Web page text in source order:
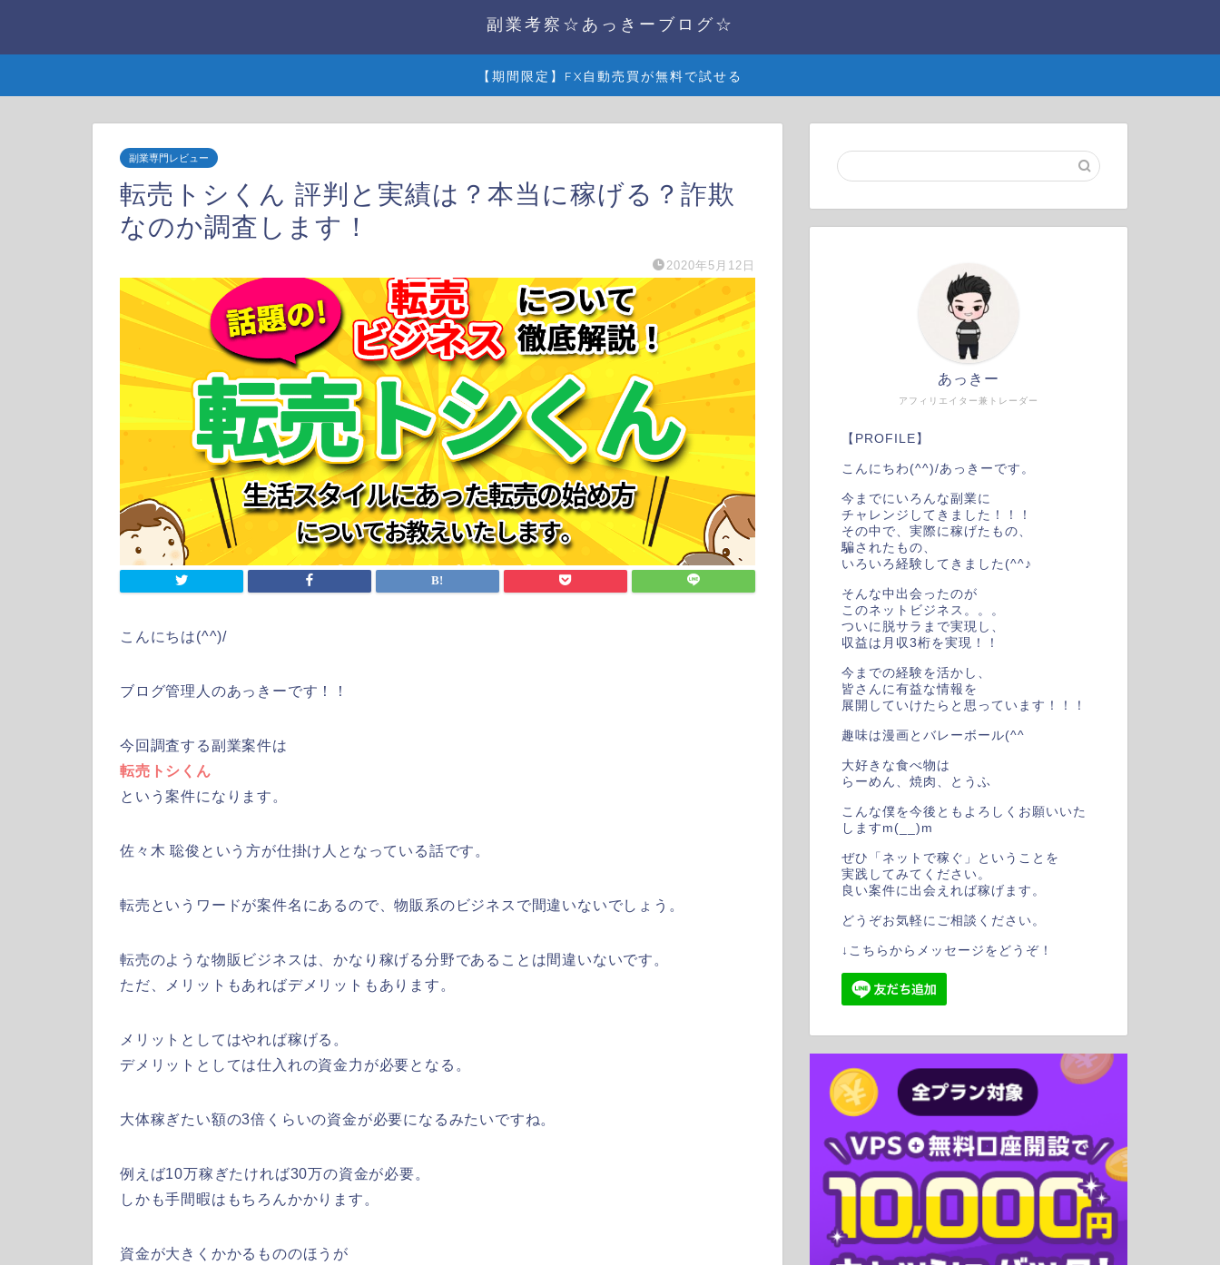
副業考察☆あっきーブログ☆
【期間限定】FX自動売買が無料で試せる
副業専門レビュー
転売トシくん 評判と実績は？本当に稼げる？詐欺
なのか調査します！
2020年5月12日
こんにちは(^^)/
ブログ管理人のあっきーです！！
今回調査する副業案件は
転売トシくん
という案件になります。
佐々木 聡俊という方が仕掛け人となっている話です。
転売というワードが案件名にあるので、物販系のビジネスで間違いないでしょう。
転売のような物販ビジネスは、かなり稼げる分野であることは間違いないです。
ただ、メリットもあればデメリットもあります。
メリットとしてはやれば稼げる。
デメリットとしては仕入れの資金力が必要となる。
大体稼ぎたい額の3倍くらいの資金が必要になるみたいですね。
例えば10万稼ぎたければ30万の資金が必要。
しかも手間暇はもちろんかかります。
資金が大きくかかるもののほうが
アフィリエイター兼トレーダー
あっきー
【PROFILE】
こんにちわ(^^)/あっきーです。
今までにいろんな副業に
チャレンジしてきました！！！
その中で、実際に稼げたもの、
騙されたもの、
いろいろ経験してきました(^^♪
そんな中出会ったのが
このネットビジネス。。。
ついに脱サラまで実現し、
収益は月収3桁を実現！！
今までの経験を活かし、
皆さんに有益な情報を
展開していけたらと思っています！！！
趣味は漫画とバレーボール(^^
大好きな食べ物は
らーめん、焼肉、とうふ
こんな僕を今後ともよろしくお願いいた
しますm(__)m
ぜひ「ネットで稼ぐ」ということを
実践してみてください。
良い案件に出会えれば稼げます。
どうぞお気軽にご相談ください。
↓こちらからメッセージをどうぞ！